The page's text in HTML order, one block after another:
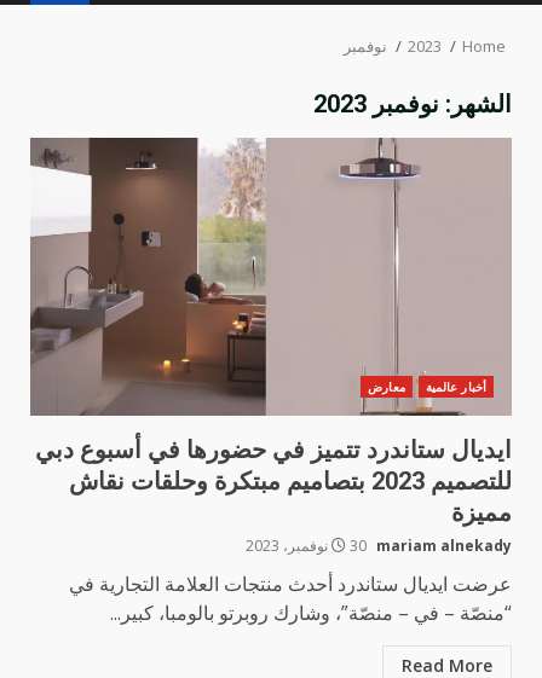
Home
2023 نوفمبر
الشهر: نوفمبر 2023
أخبار عالمية معارض
ايديال ستاندرد تتميز في حضورها في أسبوع دبي
للتصميم 2023 بتصاميم مبتكرة وحلقات نقاش
مميزة
mariam alnekady 30 نوفمبر، 2023
عرضت ايديال ستاندرد أحدث منتجات العلامة التجارية في
“منصّة – في – منصّة”، وشارك روبرتو بالومبا، كبير...
Read More